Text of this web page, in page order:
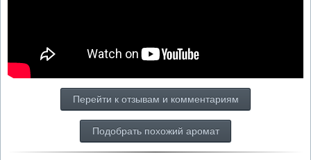
Перейти к отзывам и комментариям
Подобрать похожий аромат